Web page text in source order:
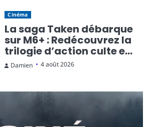
Cinéma
La saga Taken débarque
sur M6+ : Redécouvrez la
trilogie d’action culte en
streaming gratuit
Damien 4 août 2026